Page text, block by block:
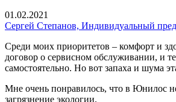
01.02.2021
Сергей Степанов, Индивидуальный
Среди моих приоритетов – комфорт и
договор о сервисном обслуживании, и
самостоятельно. Но вот запаха и шума
Мне очень понравилось, что в Юнилос
загрязнение экологии.